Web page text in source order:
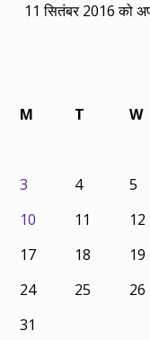
11 सितंबर 2016 को
M
T W
3
4 5
10
11 12
17
18 19
24
25 26
31